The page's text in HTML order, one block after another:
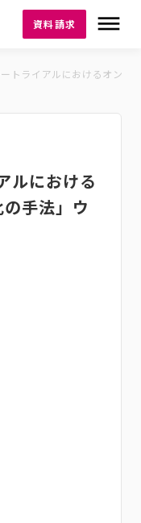
資料請求 dehaze
ートライアルにおけるオン
ルにおける
手法」ウ